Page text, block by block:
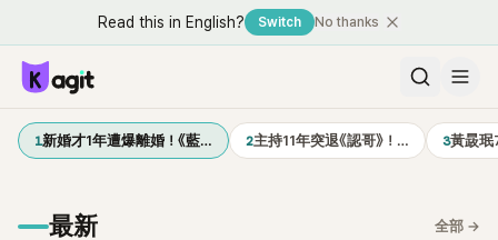
Read this in English? Switch No thanks
1新婚才1年遭爆離婚！《藍… 2主持11年突退《認哥》！… 3黃晸
最新 全部 →